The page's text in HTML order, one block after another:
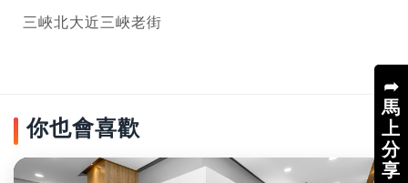
➦
馬
上
分
享
三峽北大近三峽老街
你也會喜歡